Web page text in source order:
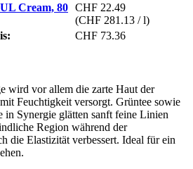
Cream, 80 CHF 22.49
(CHF 281.13 / l)
CHF 73.36
wird vor allem die zarte Haut der
Feuchtigkeit versorgt. Grüntee sowie
in Synergie glätten sanft feine Linien
Region während der
die Elastizität verbessert. Ideal für ein